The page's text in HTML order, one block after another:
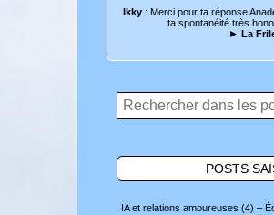
Ikky: Merci pour ta réponse
ta spontanéité très
► La
POSTS
IA et relations amoureuses (4) –